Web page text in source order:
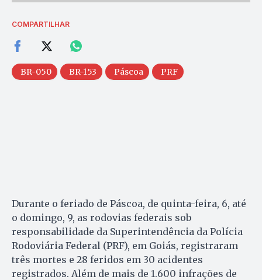
COMPARTILHAR
BR-050 BR-153 Páscoa PRF
Durante o feriado de Páscoa, de quinta-feira, 6, até
o domingo, 9, as rodovias federais sob
responsabilidade da Superintendência da Polícia
Rodoviária Federal (PRF), em Goiás, registraram
três mortes e 28 feridos em 30 acidentes
registrados. Além de mais de 1.600 infrações de